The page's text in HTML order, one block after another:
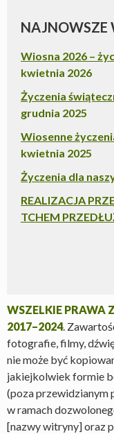
NAJNOWSZE
Wiosna 2026 –
kwietnia 2026
Życzenia
grudnia 2025
Wiosenne
kwietnia 2025
Życzenia dla
REALIZACJA
TCHEM
WSZELKIE PRAWA
2017–2024.
fotografie, filmy,
nie może być
jakiejkolwiek formie
(poza przewidzianym
w ramach
[nazwy witryny] oraz